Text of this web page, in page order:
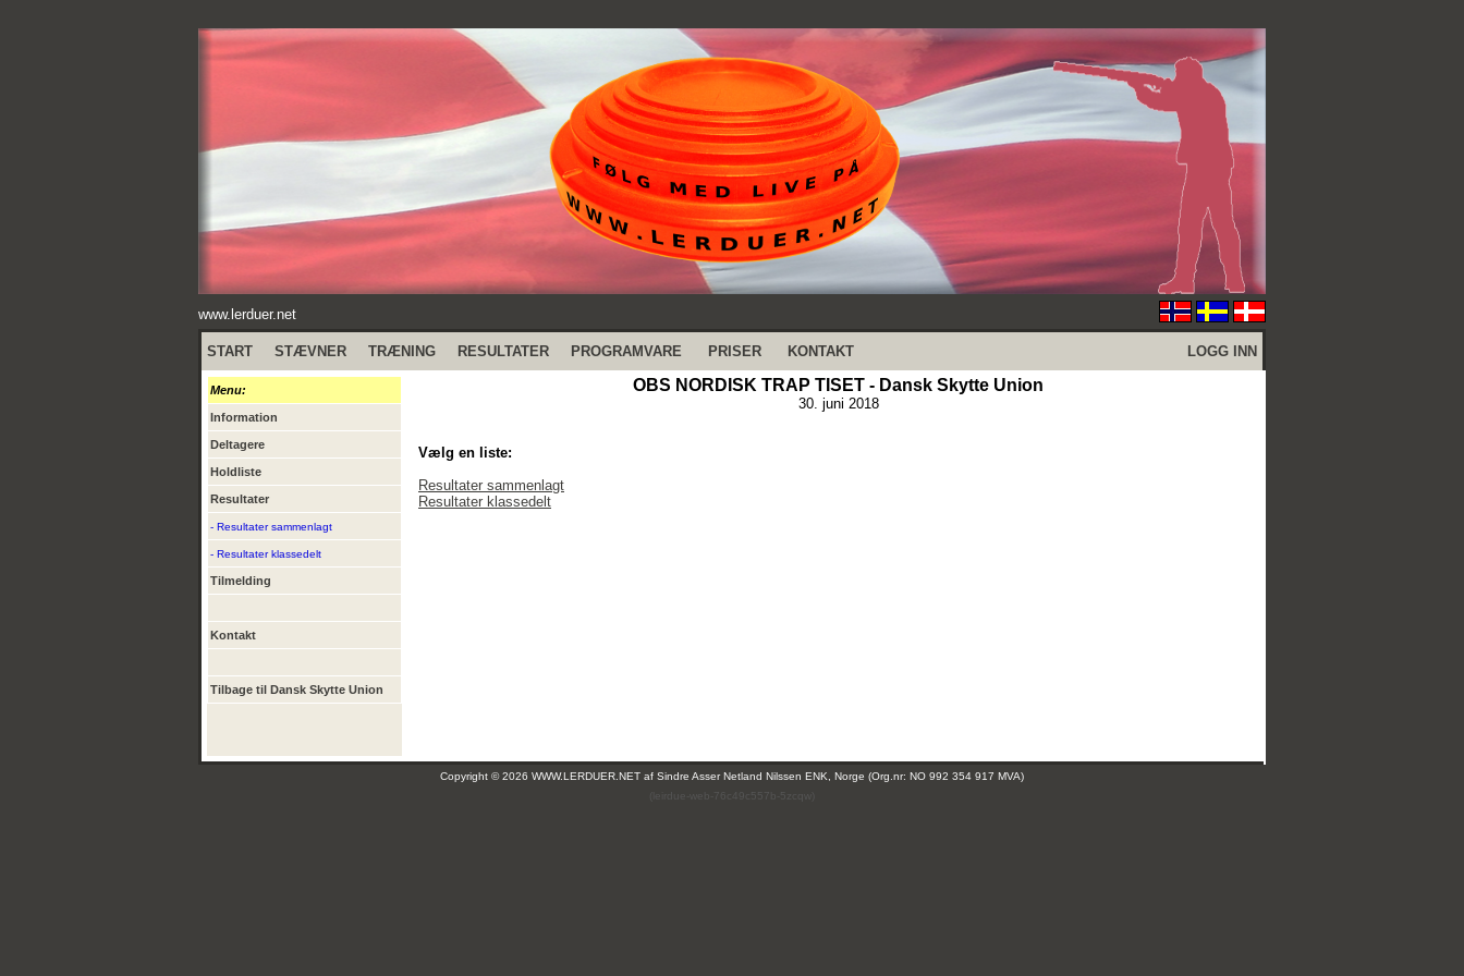
www.lerduer.net
START STÆVNER TRÆNING RESULTATER PROGRAMVARE PRISER KONTAKT LOGG INN
Menu:
Information
Deltagere
Holdliste
Resultater
- Resultater sammenlagt
- Resultater klassedelt
Tilmelding
Kontakt
Tilbage til Dansk Skytte Union
OBS NORDISK TRAP TISET - Dansk Skytte Union
30. juni 2018
Vælg en liste:
Resultater sammenlagt
Resultater klassedelt
Copyright © 2026 WWW.LERDUER.NET af Sindre Asser Netland Nilssen ENK, Norge (Org.nr: NO 992 354 917 MVA)
(leirdue-web-76c49c557b-5zcqw)